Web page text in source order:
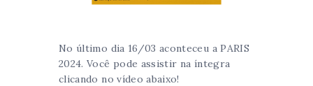
No último dia 16/03 aconteceu a PARIS
2024. Você pode assistir na íntegra
clicando no vídeo abaixo!